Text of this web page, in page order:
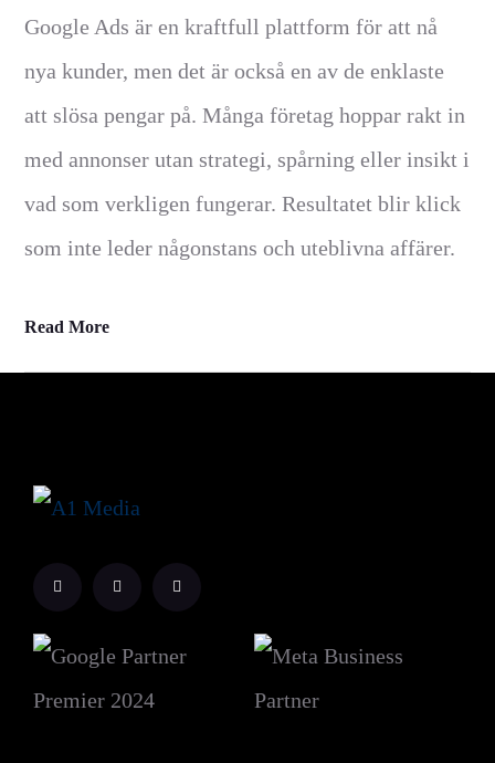
Google Ads är en kraftfull plattform för att nå
nya kunder, men det är också en av de enklaste
att slösa pengar på. Många företag hoppar rakt in
med annonser utan strategi, spårning eller insikt i
vad som verkligen fungerar. Resultatet blir klick
som inte leder någonstans och uteblivna affärer.
Read More